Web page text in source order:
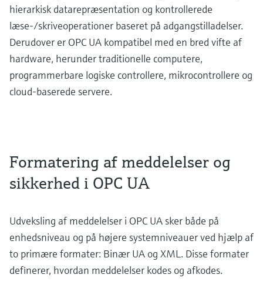
hierarkisk datarepræsentation og kontrollerede
læse-/skriveoperationer baseret på adgangstilladelser.
Derudover er OPC UA kompatibel med en bred vifte af
hardware, herunder traditionelle computere,
programmerbare logiske controllere, mikrocontrollere og
cloud-baserede servere.
Formatering af meddelelser og
sikkerhed i OPC UA
Udveksling af meddelelser i OPC UA sker både på
enhedsniveau og på højere systemniveauer ved hjælp af
to primære formater: Binær UA og XML. Disse formater
definerer, hvordan meddelelser kodes og afkodes.